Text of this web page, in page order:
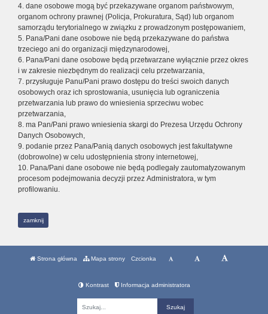
4. dane osobowe mogą być przekazywane organom państwowym,
organom ochrony prawnej (Policja, Prokuratura, Sąd) lub organom
samorządu terytorialnego w związku z prowadzonym postępowaniem,
5. Pana/Pani dane osobowe nie będą przekazywane do państwa
trzeciego ani do organizacji międzynarodowej,
6. Pana/Pani dane osobowe będą przetwarzane wyłącznie przez okres
i w zakresie niezbędnym do realizacji celu przetwarzania,
7. przysługuje Panu/Pani prawo dostępu do treści swoich danych
osobowych oraz ich sprostowania, usunięcia lub ograniczenia
przetwarzania lub prawo do wniesienia sprzeciwu wobec
przetwarzania,
8. ma Pan/Pani prawo wniesienia skargi do Prezesa Urzędu Ochrony
Danych Osobowych,
9. podanie przez Pana/Panią danych osobowych jest fakultatywne
(dobrowolne) w celu udostępnienia strony internetowej,
10. Pana/Pani dane osobowe nie będą podlegały zautomatyzowanym
procesom podejmowania decyzji przez Administratora, w tym
profilowaniu.
zamknij
Strona główna Mapa strony Czcionka
Kontrast Informacja administratora